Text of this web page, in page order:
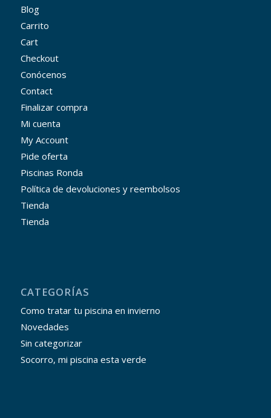
Blog
Carrito
Cart
Checkout
Conócenos
Contact
Finalizar compra
Mi cuenta
My Account
Pide oferta
Piscinas Ronda
Política de devoluciones y reembolsos
Tienda
Tienda
CATEGORÍAS
Como tratar tu piscina en invierno
Novedades
Sin categorizar
Socorro, mi piscina esta verde